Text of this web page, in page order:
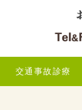
交通事故診療